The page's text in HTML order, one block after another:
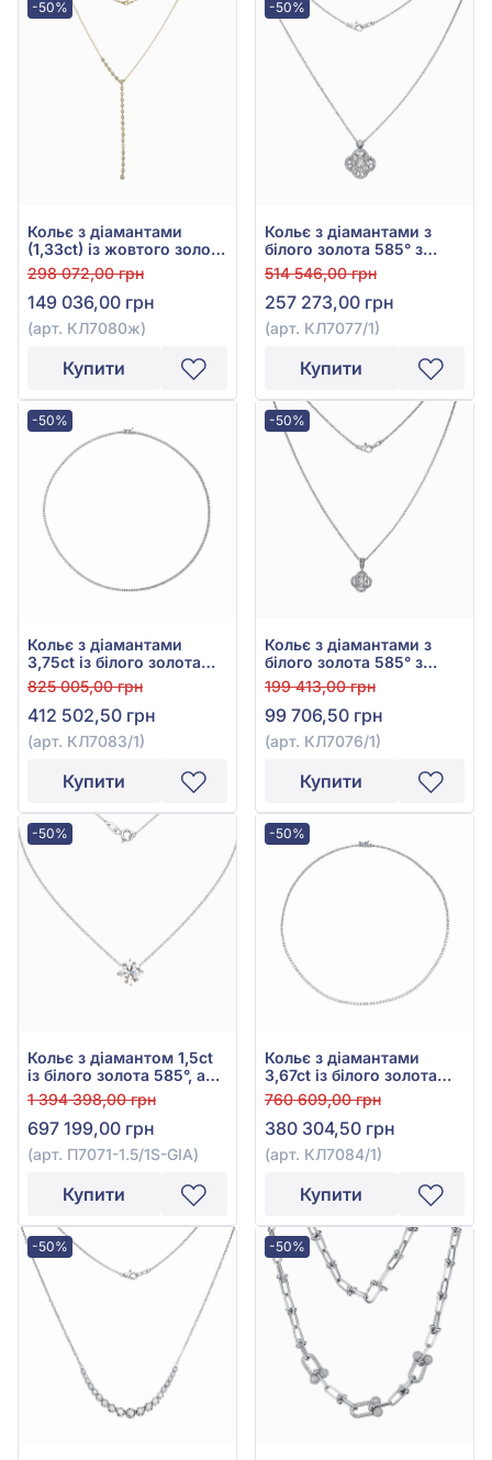
-50%
Кольє з діамантами
(1,33ct) із жовтого золота
585°, арт. КЛ7080ж
298 072,00 грн
149 036,00 грн
(арт. КЛ7080ж)
Купити
-50%
Кольє з діамантами з
білого золота 585° з
діамантом 2,17ct, арт.
КЛ7077/1
514 546,00 грн
257 273,00 грн
(арт. КЛ7077/1)
Купити
-50%
Кольє з діамантами
3,75ct із білого золота
585°, арт. КЛ7083/1
825 005,00 грн
412 502,50 грн
(арт. КЛ7083/1)
Купити
-50%
Кольє з діамантами з
білого золота 585° з
діамантом 0,67ct, арт.
КЛ7076/1
199 413,00 грн
99 706,50 грн
(арт. КЛ7076/1)
Купити
-50%
Кольє з діамантом 1,5ct
із білого золота 585°, арт.
П7071-1.5/1S-GIA
1 394 398,00 грн
697 199,00 грн
(арт. П7071-1.5/1S-GIA)
Купити
-50%
Кольє з діамантами
3,67ct із білого золота
585°, арт. КЛ7084/1
760 609,00 грн
380 304,50 грн
(арт. КЛ7084/1)
Купити
-50% -50%